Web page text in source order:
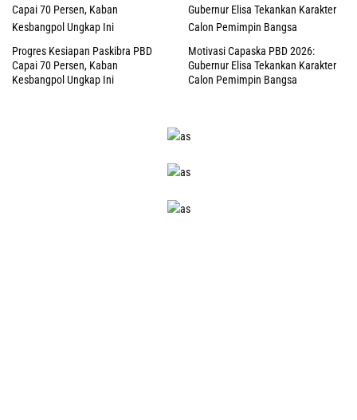
Progres Kesiapan Paskibra PBD
Capai 70 Persen, Kaban
Kesbangpol Ungkap Ini
Motivasi Capaska PBD 2026:
Gubernur Elisa Tekankan Karakter
Calon Pemimpin Bangsa